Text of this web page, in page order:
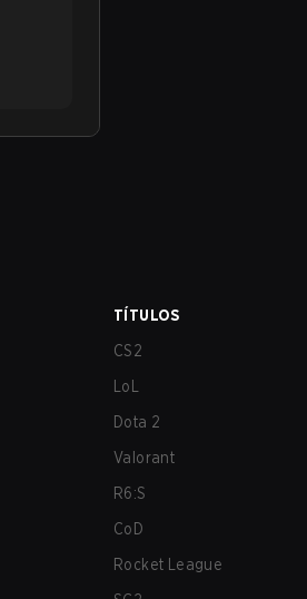
TÍTULOS
CS2
LoL
Dota 2
Valorant
R6:S
CoD
Rocket League